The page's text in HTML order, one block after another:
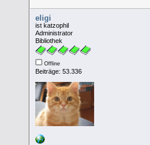
eligi
ist katzophil
Administrator
Bibliothek
Offline
Beiträge: 53.336